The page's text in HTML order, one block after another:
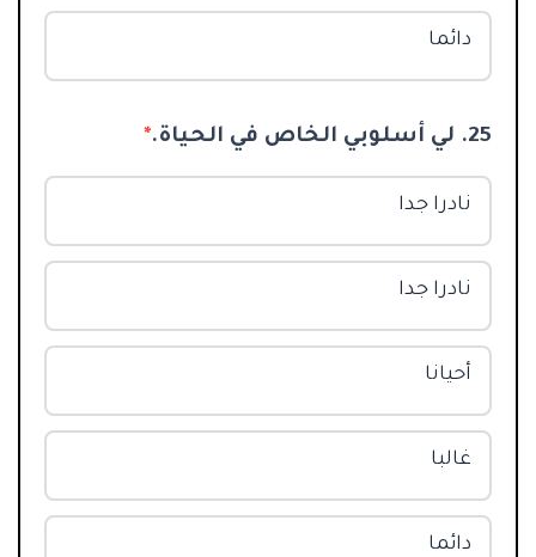
دائما
25. لي أسلوبي الخاص في الحياة. *
نادرا جدا
نادرا جدا
أحيانا
غالبا
دائما